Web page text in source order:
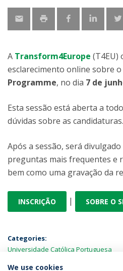
A Transform4Europe (T4EU)
esclarecimento online sobre o
Programme, no dia 7 de
Esta sessão está aberta a
dúvidas sobre as candidaturas.
Após a sessão, será
preguntas mais frequentes e
bem como uma gravação da
INSCRIÇÃO | SOBRE O
Categories:
Universidade Católica Portuguesa
We use cookies